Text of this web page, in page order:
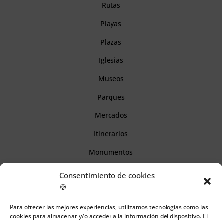
Consentimiento de cookies
🍪
Para ofrecer las mejores experiencias, utilizamos tecnologías como las
cookies para almacenar y/o acceder a la información del dispositivo. El
Rutas
Playas
Plazas
Iglesias
Museos
Parques
Mercados
Itinerarios
Monumentos
Información